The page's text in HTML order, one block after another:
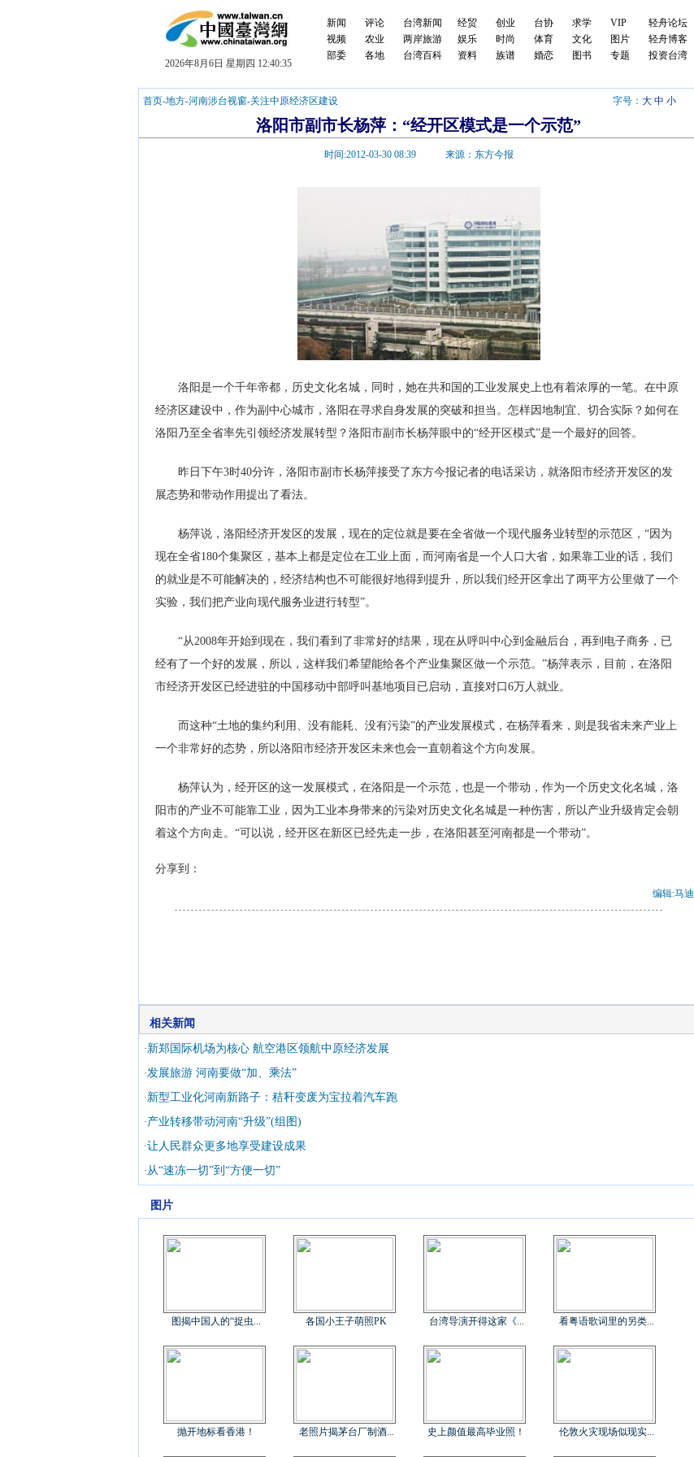
2026年8月6日 星期四 12:40:36
新闻
视频
部委
评论
农业
各地
台湾新闻
两岸旅游
台湾百科
经贸
娱乐
资料
创业
时尚
族谱
台协
体育
婚恋
求学
文化
图书
VIP
图片
专题
轻舟论坛
轻舟博客
投资台湾
首页-地方-河南涉台视窗-关注中原经济区建设 字号： 大 中 小
洛阳市副市长杨萍：“经开区模式是一个示范”
时间:2012-03-30 08:39来源：东方今报
洛阳是一个千年帝都，历史文化名城，同时，她在共和国的工业发展史上也有着浓厚的一笔。在中原
经济区建设中，作为副中心城市，洛阳在寻求自身发展的突破和担当。怎样因地制宜、切合实际？如何在
洛阳乃至全省率先引领经济发展转型？洛阳市副市长杨萍眼中的“经开区模式”是一个最好的回答。
昨日下午3时40分许，洛阳市副市长杨萍接受了东方今报记者的电话采访，就洛阳市经济开发区的发
展态势和带动作用提出了看法。
杨萍说，洛阳经济开发区的发展，现在的定位就是要在全省做一个现代服务业转型的示范区，“因为
现在全省180个集聚区，基本上都是定位在工业上面，而河南省是一个人口大省，如果靠工业的话，我们
的就业是不可能解决的，经济结构也不可能很好地得到提升，所以我们经开区拿出了两平方公里做了一个
实验，我们把产业向现代服务业进行转型”。
“从2008年开始到现在，我们看到了非常好的结果，现在从呼叫中心到金融后台，再到电子商务，已
经有了一个好的发展，所以，这样我们希望能给各个产业集聚区做一个示范。”杨萍表示，目前，在洛阳
市经济开发区已经进驻的中国移动中部呼叫基地项目已启动，直接对口6万人就业。
而这种“土地的集约利用、没有能耗、没有污染”的产业发展模式，在杨萍看来，则是我省未来产业上
一个非常好的态势，所以洛阳市经济开发区未来也会一直朝着这个方向发展。
杨萍认为，经开区的这一发展模式，在洛阳是一个示范，也是一个带动，作为一个历史文化名城，洛
阳市的产业不可能靠工业，因为工业本身带来的污染对历史文化名城是一种伤害，所以产业升级肯定会朝
着这个方向走。“可以说，经开区在新区已经先走一步，在洛阳甚至河南都是一个带动”。
分享到：
编辑:马迪
相关新闻
·新郑国际机场为核心 航空港区领航中原经济发展
·发展旅游 河南要做“加、乘法”
·新型工业化河南新路子：秸秆变废为宝拉着汽车跑
·产业转移带动河南“升级”(组图)
·让人民群众更多地享受建设成果
·从“速冻一切”到“方便一切”
图片
图揭中国人的“捉虫... 各国小王子萌照PK 台湾导演开得这家《... 看粤语歌词里的另类...
抛开地标看香港！ 老照片揭茅台厂制酒... 史上颜值最高毕业照！ 伦敦火灾现场似现实...